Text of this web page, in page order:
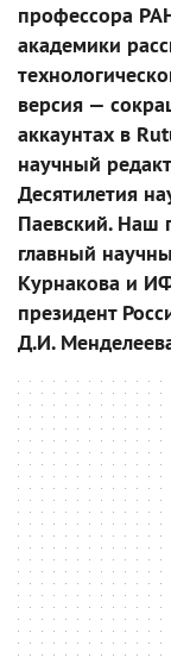
профессора
академики
версия —
аккаунтах в
научный
Десятилетия
Паевский. Наш
главный
Курнакова и
президент
Д.И.